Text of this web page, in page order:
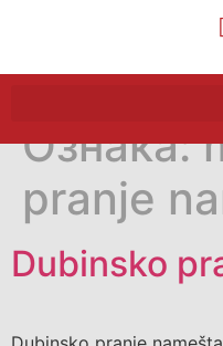
Ознака:
pranje
Dubinsko